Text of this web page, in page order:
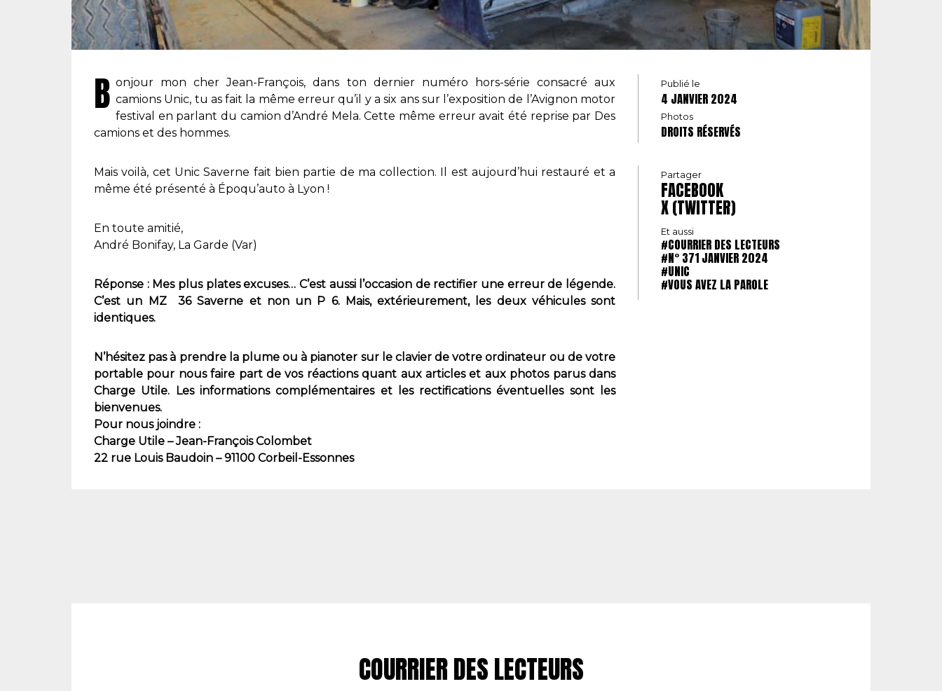
B onjour mon cher Jean-François, dans ton dernier numéro hors-série consacré aux
camions Unic, tu as fait la même erreur qu’il y a six ans sur l’exposition de l’Avignon motor
festival en parlant du camion d’André Mela. Cette même erreur avait été reprise par Des
camions et des hommes.
Mais voilà, cet Unic Saverne fait bien partie de ma collection. Il est aujourd’hui restauré et a
même été présenté à Époqu’auto à Lyon !
En toute amitié,
André Bonifay, La Garde (Var)
Réponse : Mes plus plates excuses… C’est aussi l’occasion de rectifier une erreur de légende.
C’est un MZ 36 Saverne et non un P 6. Mais, extérieurement, les deux véhicules sont
identiques.
N’hésitez pas à prendre la plume ou à pianoter sur le clavier de votre ordinateur ou de votre
portable pour nous faire part de vos réactions quant aux articles et aux photos parus dans
Charge Utile. Les informations complémentaires et les rectifications éventuelles sont les
bienvenues.
Pour nous joindre :
Charge Utile – Jean-François Colombet
22 rue Louis Baudoin – 91100 Corbeil-Essonnes
Publié le
4 JANVIER 2024
Photos
DROITS RÉSERVÉS
Partager
FACEBOOK
X (TWITTER)
Et aussi
#COURRIER DES LECTEURS
#N° 371 JANVIER 2024
#UNIC
#VOUS AVEZ LA PAROLE
COURRIER DES LECTEURS